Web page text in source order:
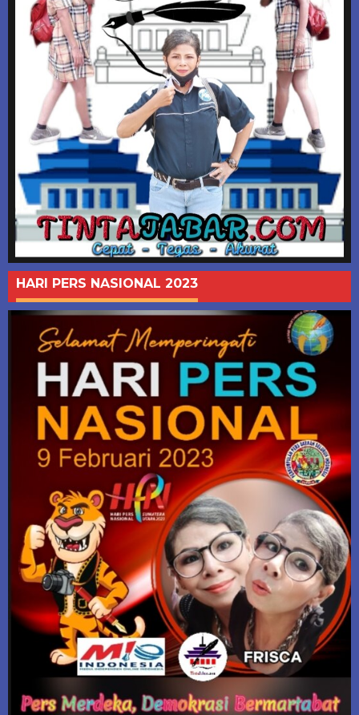
HARI PERS NASIONAL 2023